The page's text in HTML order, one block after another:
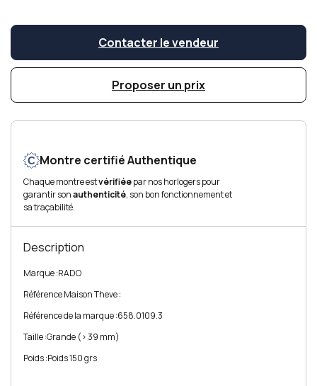
Contacter le vendeur
Proposer un prix
Montre certifié Authentique
Chaque montre estvérifiéepar nos horlogers pour
garantir sonauthenticité, son bon fonctionnement et
sa traçabilité.
Description
Marque :RADO
Référence Maison Theve :
Référence de la marque :658.0109.3
Taille :Grande (> 39 mm)
Poids :Poids 150 grs